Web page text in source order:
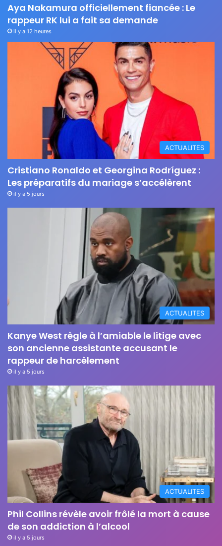
Aya Nakamura officiellement fiancée : Le
rappeur RK lui a fait sa demande
il y a 12 heures
ACTUALITES
Cristiano Ronaldo et Georgina Rodríguez :
Les préparatifs du mariage s’accélèrent
il y a 5 jours
ACTUALITES
Kanye West règle à l’amiable le litige avec
son ancienne assistante accusant le
rappeur de harcèlement
il y a 5 jours
ACTUALITES
Phil Collins révèle avoir frôlé la mort à cause
de son addiction à l’alcool
il y a 5 jours